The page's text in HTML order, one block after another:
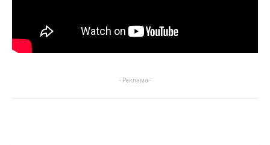
- Реклама -